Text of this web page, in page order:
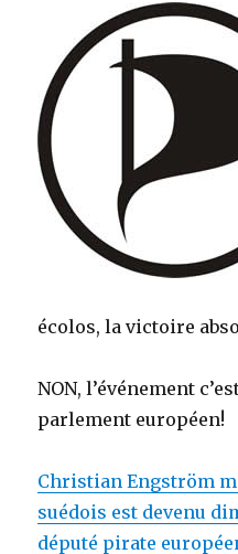
écolos, la victoire
NON, l’événement
parlement européen!
Christian Engström
suédois est devenu
député pirate